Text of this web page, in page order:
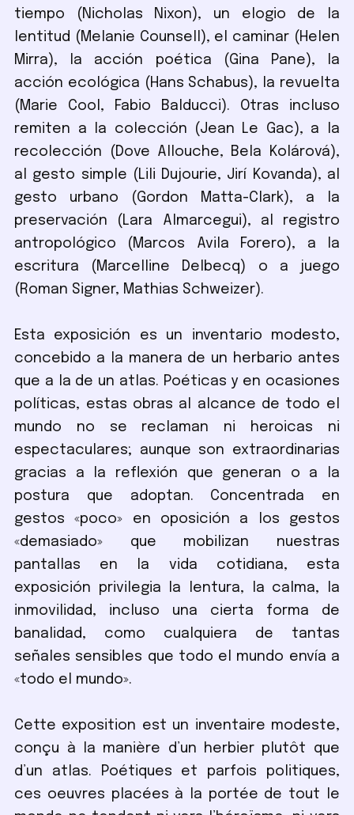
tiempo (Nicholas Nixon), un elogio de la
lentitud (Melanie Counsell), el caminar (Helen
Mirra), la acción poética (Gina Pane), la
acción ecológica (Hans Schabus), la revuelta
(Marie Cool, Fabio Balducci). Otras incluso
remiten a la colección (Jean Le Gac), a la
recolección (Dove Allouche, Bela Kolárová),
al gesto simple (Lili Dujourie, Jirí Kovanda), al
gesto urbano (Gordon Matta-Clark), a la
preservación (Lara Almarcegui), al registro
antropológico (Marcos Avila Forero), a la
escritura (Marcelline Delbecq) o a juego
(Roman Signer, Mathias Schweizer).
Esta exposición es un inventario modesto,
concebido a la manera de un herbario antes
que a la de un atlas. Poéticas y en ocasiones
políticas, estas obras al alcance de todo el
mundo no se reclaman ni heroicas ni
espectaculares; aunque son extraordinarias
gracias a la reflexión que generan o a la
postura que adoptan. Concentrada en
gestos «poco» en oposición a los gestos
«demasiado» que mobilizan nuestras
pantallas en la vida cotidiana, esta
exposición privilegia la lentura, la calma, la
inmovilidad, incluso una cierta forma de
banalidad, como cualquiera de tantas
señales sensibles que todo el mundo envía a
«todo el mundo».
Cette exposition est un inventaire modeste,
conçu à la manière d’un herbier plutôt que
d’un atlas. Poétiques et parfois politiques,
ces oeuvres placées à la portée de tout le